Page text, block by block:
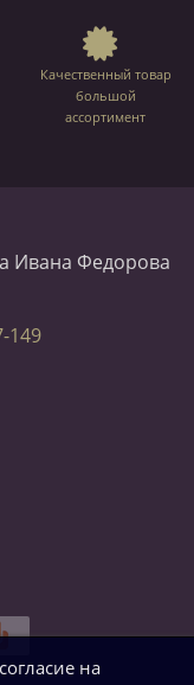
Качественный товар
большой
ассортимент
Ивана Федорова
149
на